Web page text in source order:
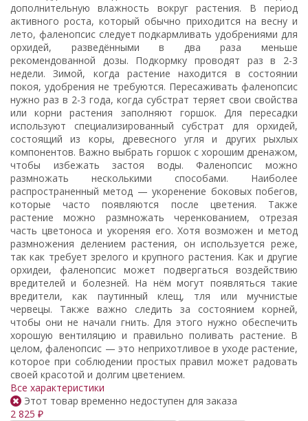
дополнительную влажность вокруг растения. В период
активного роста, который обычно приходится на весну и
лето, фаленопсис следует подкармливать удобрениями для
орхидей, разведёнными в два раза меньше
рекомендованной дозы. Подкормку проводят раз в 2-3
недели. Зимой, когда растение находится в состоянии
покоя, удобрения не требуются. Пересаживать фаленопсис
нужно раз в 2-3 года, когда субстрат теряет свои свойства
или корни растения заполняют горшок. Для пересадки
используют специализированный субстрат для орхидей,
состоящий из коры, древесного угля и других рыхлых
компонентов. Важно выбрать горшок с хорошим дренажом,
чтобы избежать застоя воды. Фаленопсис можно
размножать несколькими способами. Наиболее
распространенный метод — укоренение боковых побегов,
которые часто появляются после цветения. Также
растение можно размножать черенкованием, отрезая
часть цветоноса и укореняя его. Хотя возможен и метод
размножения делением растения, он используется реже,
так как требует зрелого и крупного растения. Как и другие
орхидеи, фаленопсис может подвергаться воздействию
вредителей и болезней. На нём могут появляться такие
вредители, как паутинный клещ, тля или мучнистые
червецы. Также важно следить за состоянием корней,
чтобы они не начали гнить. Для этого нужно обеспечить
хорошую вентиляцию и правильно поливать растение. В
целом, фаленопсис — это неприхотливое в уходе растение,
которое при соблюдении простых правил может радовать
своей красотой и долгим цветением.
Все характеристики
Этот товар временно недоступен для заказа
2 825 ₽